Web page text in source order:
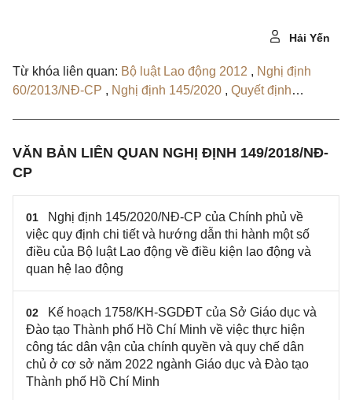
Hải Yến
Từ khóa liên quan: Bộ luật Lao động 2012 , Nghị định
60/2013/NĐ-CP , Nghị định 145/2020 , Quyết định
VĂN BẢN LIÊN QUAN NGHỊ ĐỊNH 149/2018/NĐ-
CP
01
Nghị định 145/2020/NĐ-CP của Chính phủ về
việc quy định chi tiết và hướng dẫn thi hành một số
điều của Bộ luật Lao động về điều kiện lao động và
quan hệ lao động
02
Kế hoạch 1758/KH-SGDĐT của Sở Giáo dục và
Đào tạo Thành phố Hồ Chí Minh về việc thực hiện
công tác dân vận của chính quyền và quy chế dân
chủ ở cơ sở năm 2022 ngành Giáo dục và Đào tạo
Thành phố Hồ Chí Minh